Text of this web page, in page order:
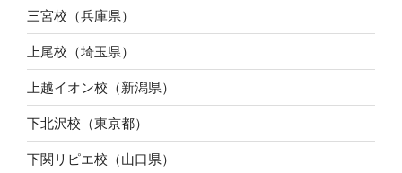
三宮校（兵庫県）
上尾校（埼玉県）
上越イオン校（新潟県）
下北沢校（東京都）
下関リピエ校（山口県）